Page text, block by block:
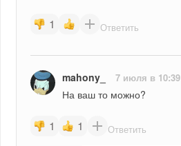
1 Ответить
mahony_ 7 июля в 10:39
На ваш то можно?
1 1 Ответить